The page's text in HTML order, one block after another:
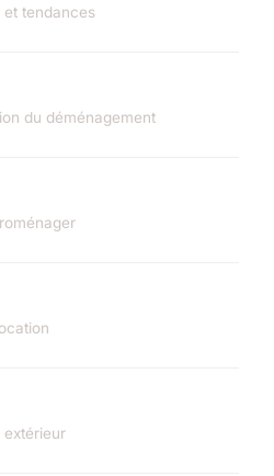
et tendances
du déménagement
extérieur